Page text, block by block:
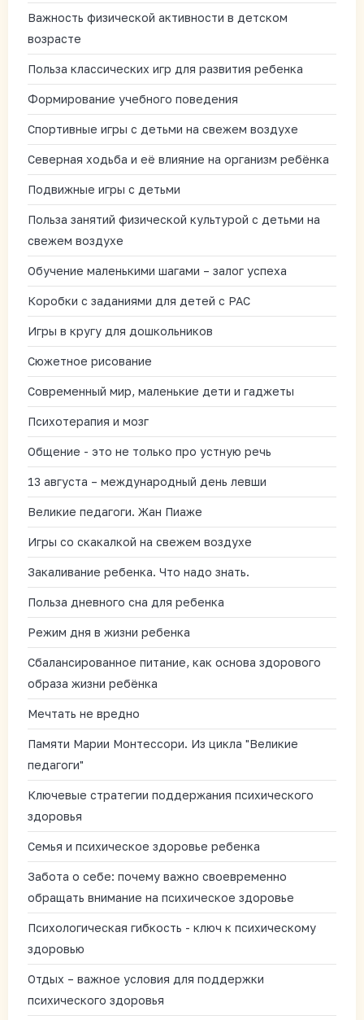
Важность физической активности в детском
возрасте
Польза классических игр для развития ребенка
Формирование учебного поведения
Спортивные игры с детьми на свежем воздухе
Северная ходьба и её влияние на организм ребёнка
Подвижные игры с детьми
Польза занятий физической культурой с детьми на
свежем воздухе
Обучение маленькими шагами – залог успеха
Коробки с заданиями для детей с РАС
Игры в кругу для дошкольников
Сюжетное рисование
Современный мир, маленькие дети и гаджеты
Психотерапия и мозг
Общение - это не только про устную речь
13 августа – международный день левши
Великие педагоги. Жан Пиаже
Игры со скакалкой на свежем воздухе
Закаливание ребенка. Что надо знать.
Польза дневного сна для ребенка
Режим дня в жизни ребенка
Сбалансированное питание, как основа здорового
образа жизни ребёнка
Мечтать не вредно
Памяти Марии Монтессори. Из цикла "Великие
педагоги"
Ключевые стратегии поддержания психического
здоровья
Семья и психическое здоровье ребенка
Забота о себе: почему важно своевременно
обращать внимание на психическое здоровье
Психологическая гибкость - ключ к психическому
здоровью
Отдых – важное условия для поддержки
психического здоровья